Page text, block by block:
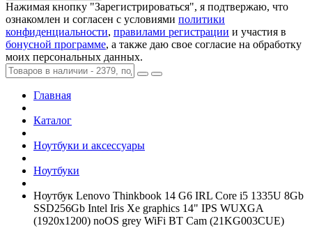
Нажимая кнопку "Зарегистрироваться", я подтвержаю, что
ознакомлен и согласен с условиями политики
конфиденциальности, правилами регистрации и участия в
бонусной программе, а также даю свое согласие на обработку
моих персональных данных.
Главная
Каталог
Ноутбуки и аксессуары
Ноутбуки
Ноутбук Lenovo Thinkbook 14 G6 IRL Core i5 1335U 8Gb
SSD256Gb Intel Iris Xe graphics 14" IPS WUXGA
(1920x1200) noOS grey WiFi BT Cam (21KG003CUE)